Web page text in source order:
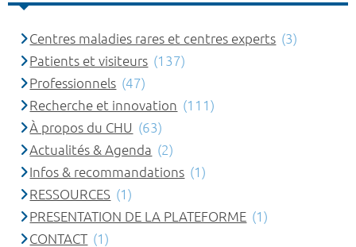
Centres maladies rares et centres experts (3)
Patients et visiteurs (137)
Professionnels (47)
Recherche et innovation (111)
À propos du CHU (63)
Actualités & Agenda (2)
Infos & recommandations (1)
RESSOURCES (1)
PRESENTATION DE LA PLATEFORME (1)
CONTACT (1)